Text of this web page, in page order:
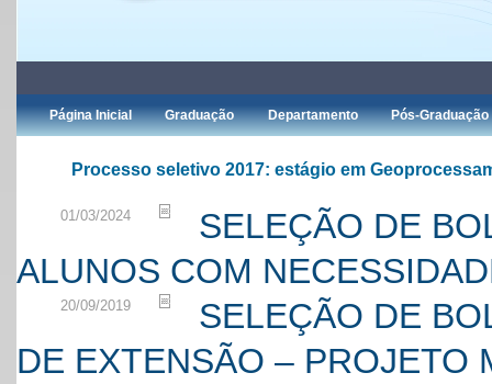
Página Inicial Graduação Departamento Pós-Graduação
Processo seletivo 2017: estágio em
01/03/2024
SELEÇÃO DE
ALUNOS COM
20/09/2019
SELEÇÃO DE
DE EXTENSÃO – PROJETO